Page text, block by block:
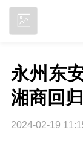
永州东
湘商回归
2024-02-19